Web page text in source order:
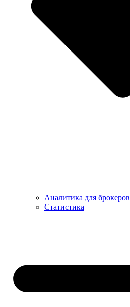
Аналитика для брокеров
Статистика